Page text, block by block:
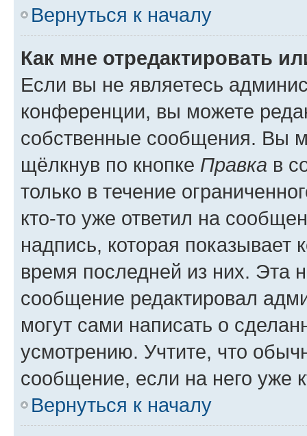
Вернуться к началу
Как мне отредактировать
Если вы не являетесь
конференции, вы можете
собственные сообщения. Вы
щёлкнув по кнопке Правка в
только в течение
кто-то уже ответил на
надпись, которая показывает
время последней из них. Эта
сообщение редактировал
могут сами написать о
усмотрению. Учтите, что
сообщение, если на него уже
Вернуться к началу